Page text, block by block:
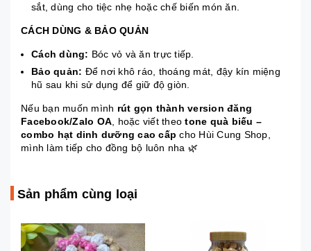
sắt, dùng cho tiệc nhẹ hoặc chế biến món ăn.
CÁCH DÙNG & BẢO QUẢN
Cách dùng: Bóc vỏ và ăn trực tiếp.
Bảo quản: Để nơi khô ráo, thoáng mát, đậy kín miệng
hũ sau khi sử dụng để giữ độ giòn.
Nếu bạn muốn mình rút gọn thành version đăng
Facebook/Zalo OA , hoặc viết theotone quà biếu –
combo hạt dinh dưỡng cao cấp cho Hùi Cung Shop,
mình làm tiếp cho đồng bộ luôn nha 🌿
Sản phẩm cùng loại